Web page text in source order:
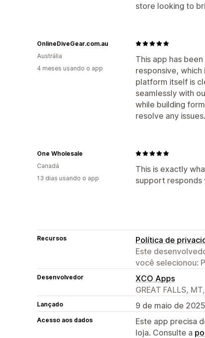
store looking to
This app has
responsive, which
platform itself is
seamlessly with
while building
resolve any issues.
OnlineDiveGear.com.au
Austrália
4 meses usando o app
This is exactly
support responds
One Wholesale
Canadá
13 dias usando o app
Recursos
Política de
Este
você selecionou:
Desenvolvedor
XCO Apps
GREAT FALLS,
Lançado 9 de maio de 2025
Acesso aos dados
Este app precisa
loja. Consulte a